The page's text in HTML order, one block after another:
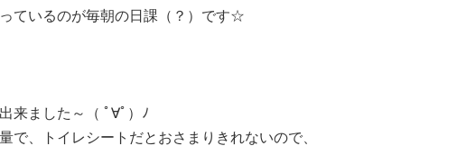
ているのが毎朝の日課（？）です☆
来ました～（ ﾟ∀ﾟ）ﾉ
で、トイレシートだとおさまりきれないので、